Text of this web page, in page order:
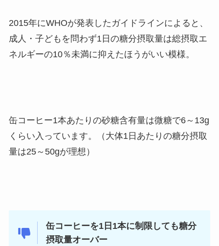
2015年にWHOが発表したガイドラインによると、
成人・子どもを問わず1日の糖分摂取量は総摂取エ
ネルギーの10％未満に抑えたほうがいい模様。
缶コーヒー1本あたりの砂糖含有量は微糖で6～13g
くらい入っています。（大体1日あたりの糖分摂取
量は25～50gが理想）
缶コーヒーを1日1本に制限しても糖分
摂取量オーバー